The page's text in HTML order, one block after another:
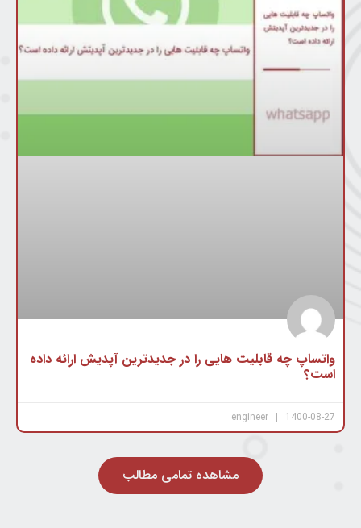
واتساپ چه قابلیت هایی را در جدیدترین آپدیش ارائه داده
است؟
engineer 1400-08-27
مشاهده تمامی مطالب